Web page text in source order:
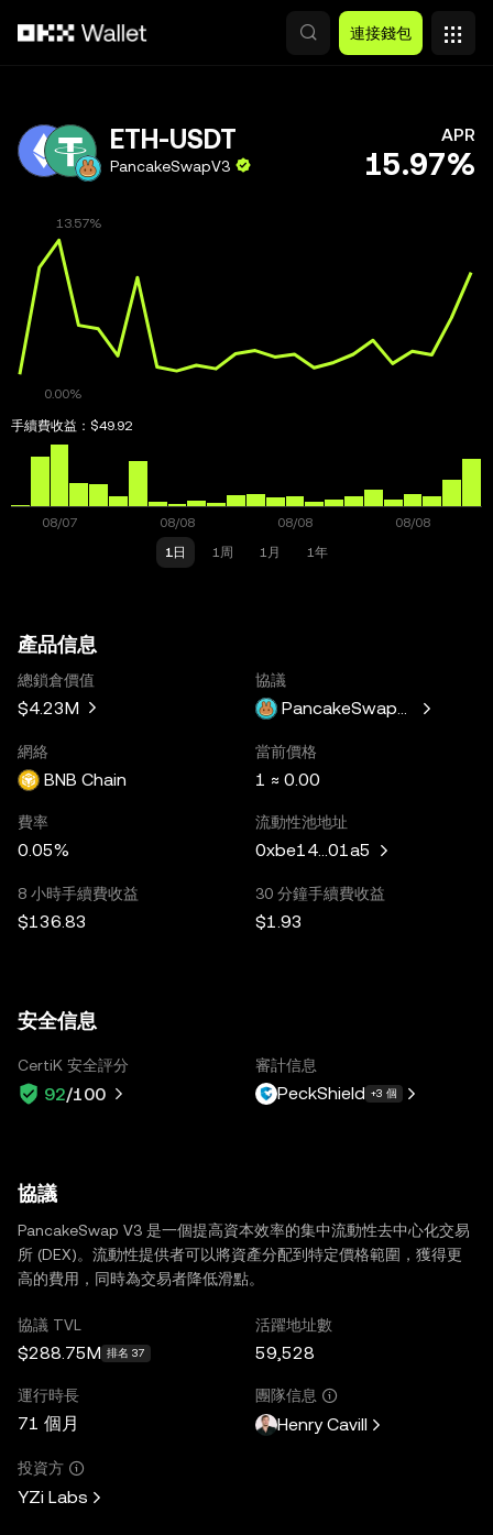
連接錢包
ETH-USDT
PancakeSwapV3
APR
15.97%
手續費收益： $49.92
1日 1周 1月 1年
產品信息
總鎖倉價值
$4.23M
協議
PancakeSwapV3
網絡
BNB Chain
當前價格
1 ≈ 0.00
費率
0.05%
流動性池地址
0xbe14...01a5
8 小時手續費收益
$136.83
30 分鐘手續費收益
$1.93
安全信息
CertiK 安全評分
92/100
審計信息
PeckShield +3 個
協議
PancakeSwap V3 是一個提高資本效率的集中流動性去中心化交易
所 (DEX)。流動性提供者可以將資產分配到特定價格範圍，獲得更
高的費用，同時為交易者降低滑點。
協議 TVL
$288.75M 排名 37
活躍地址數
59,528
運行時長
71 個月
團隊信息
Henry Cavill
投資方
YZi Labs